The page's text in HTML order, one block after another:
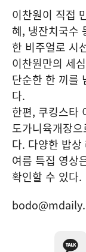
이찬원이 직접
혜, 냉잔치국수
한 비주얼로 시
이찬원만의 세
단순한 한 끼를
다.
한편, 쿠킹스타
도가니육개장
다. 다양한 밥상
여름 특집 영상
확인할 수 있다.